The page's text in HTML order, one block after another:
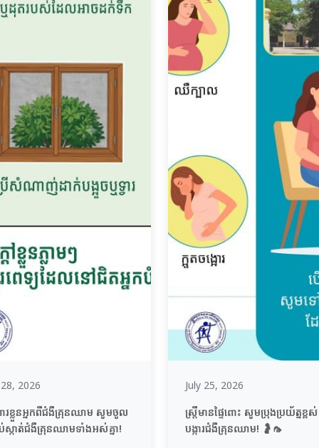
2026
ារខ្លួនអ្នកពីជំងឺគ្រុនឈាម សូមចូល
ស្កាត់ជំងឺគ្រុនឈាមទាំងអស់គ្នា!
July 25, 2026
ស្រ្តីមានផ្ទៃពោះ សូមប្រុងប្រយ័ត្នខ្ពស់
បង្ការជំងឺគ្រុនឈាម! 🤰🦟